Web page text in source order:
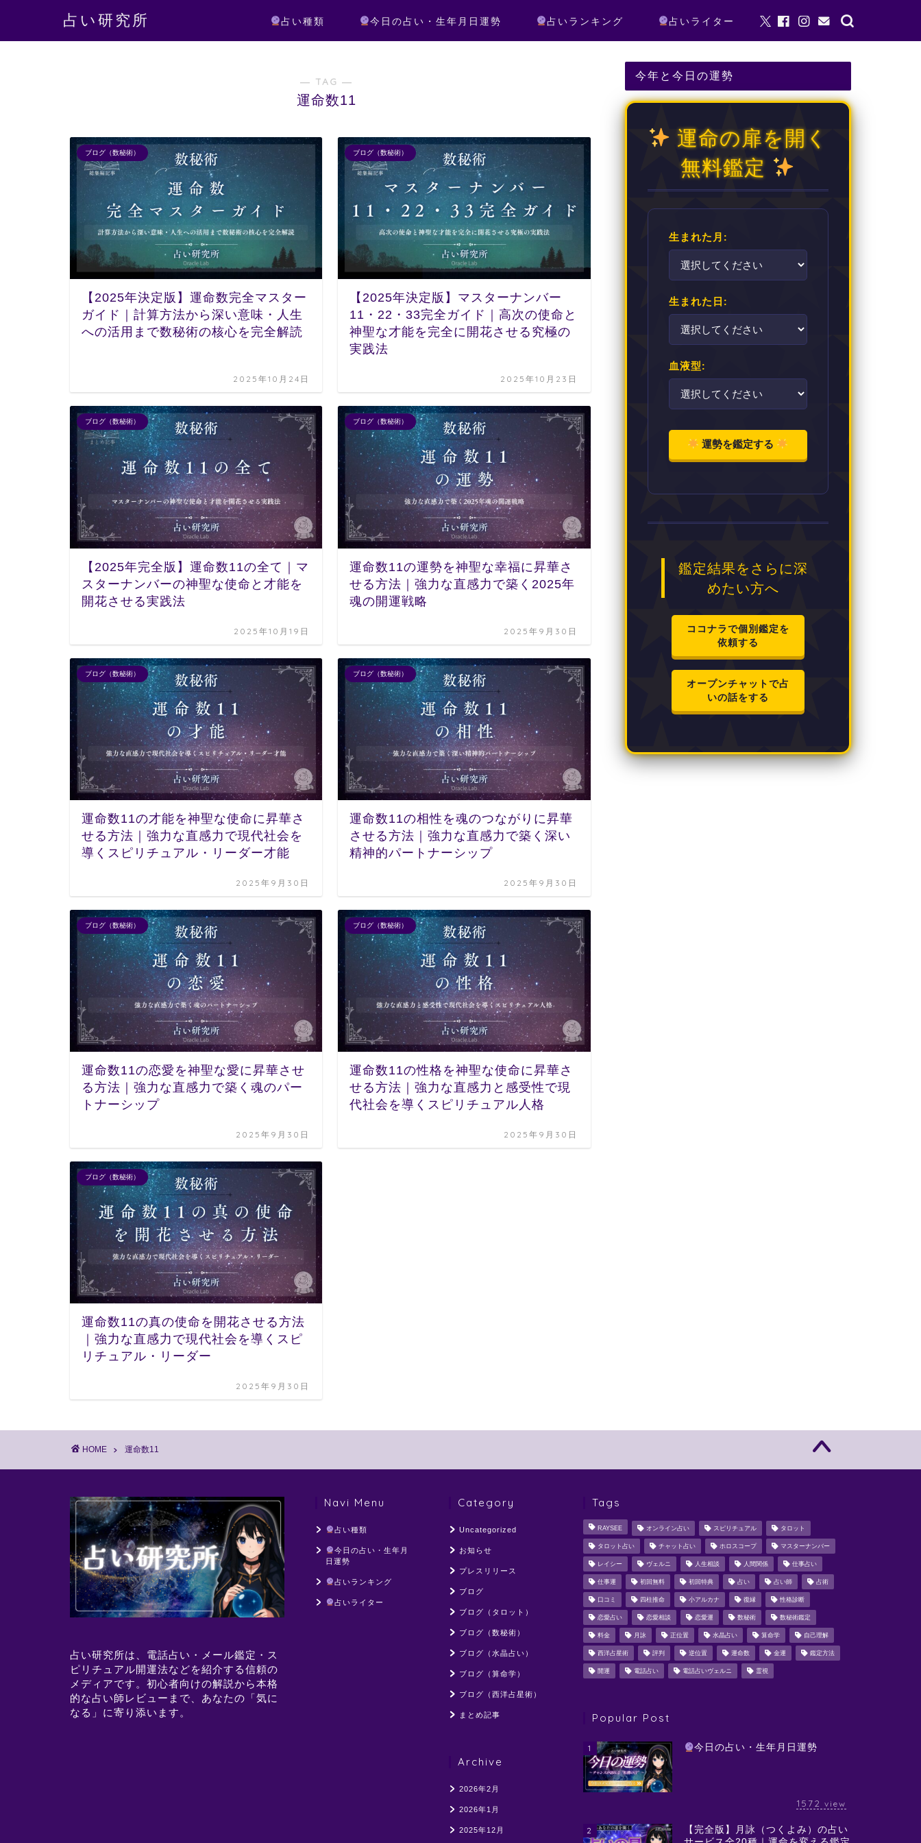
占い研究所 占い種類 今日の占い・生年月日運勢 占いランキング 占いライター
― TAG ―
運命数11
ブログ（数秘術）
【2025年決定版】運命数完全マスター
ガイド｜計算方法から深い意味・人生
への活用まで数秘術の核心を完全解読
2025年10月24日
ブログ（数秘術）
【2025年決定版】マスターナンバー
11・22・33完全ガイド｜高次の使命と
神聖な才能を完全に開花させる究極の
実践法
2025年10月23日
ブログ（数秘術）
【2025年完全版】運命数11の全て｜マ
スターナンバーの神聖な使命と才能を
開花させる実践法
2025年10月19日
ブログ（数秘術）
運命数11の運勢を神聖な幸福に昇華さ
せる方法｜強力な直感力で築く2025年
魂の開運戦略
2025年9月30日
ブログ（数秘術）
運命数11の才能を神聖な使命に昇華さ
せる方法｜強力な直感力で現代社会を
導くスピリチュアル・リーダー才能
2025年9月30日
ブログ（数秘術）
運命数11の相性を魂のつながりに昇華
させる方法｜強力な直感力で築く深い
精神的パートナーシップ
2025年9月30日
ブログ（数秘術）
運命数11の恋愛を神聖な愛に昇華させ
る方法｜強力な直感力で築く魂のパー
トナーシップ
2025年9月30日
ブログ（数秘術）
運命数11の性格を神聖な使命に昇華さ
せる方法｜強力な直感力と感受性で現
代社会を導くスピリチュアル人格
2025年9月30日
ブログ（数秘術）
運命数11の真の使命を開花させる方法
｜強力な直感力で現代社会を導くスピ
リチュアル・リーダー
2025年9月30日
今年と今日の運勢
運命の扉を開く
無料鑑定
生まれた月:
生まれた日:
血液型:
運勢を鑑定する
鑑定結果をさらに深
めたい方へ
ココナラで個別鑑定を
依頼する
オープンチャットで占
いの話をする
HOME 運命数11
占い研究所は、電話占い・メール鑑定・ス
ピリチュアル開運法などを紹介する信頼の
メディアです。初心者向けの解説から本格
的な占い師レビューまで、あなたの「気に
なる」に寄り添います。
Navi Menu
占い種類
今日の占い・生年月
日運勢
占いランキング
占いライター
Category
Uncategorized
お知らせ
プレスリリース
ブログ
ブログ（タロット）
ブログ（数秘術）
ブログ（水晶占い）
ブログ（算命学）
ブログ（西洋占星術）
まとめ記事
Archive
2026年2月
2026年1月
2025年12月
Tags
RAYSEE オンライン占い スピリチュアル タロット
タロット占い チャット占い ホロスコープ マスターナンバー
レイシー ヴェルニ 人生相談 人間関係 仕事占い
仕事運 初回無料 初回特典 占い 占い師 占術
口コミ 四柱推命 小アルカナ 復縁 性格診断
恋愛占い 恋愛相談 恋愛運 数秘術 数秘術鑑定
料金 月詠 正位置 水晶占い 算命学 自己理解
西洋占星術 評判 逆位置 運命数 金運 鑑定方法
開運 電話占い 電話占いヴェルニ 霊視
Popular Post
1 今日の占い・生年月日運勢
1572 view
2
【完全版】月詠（つくよみ）の占い